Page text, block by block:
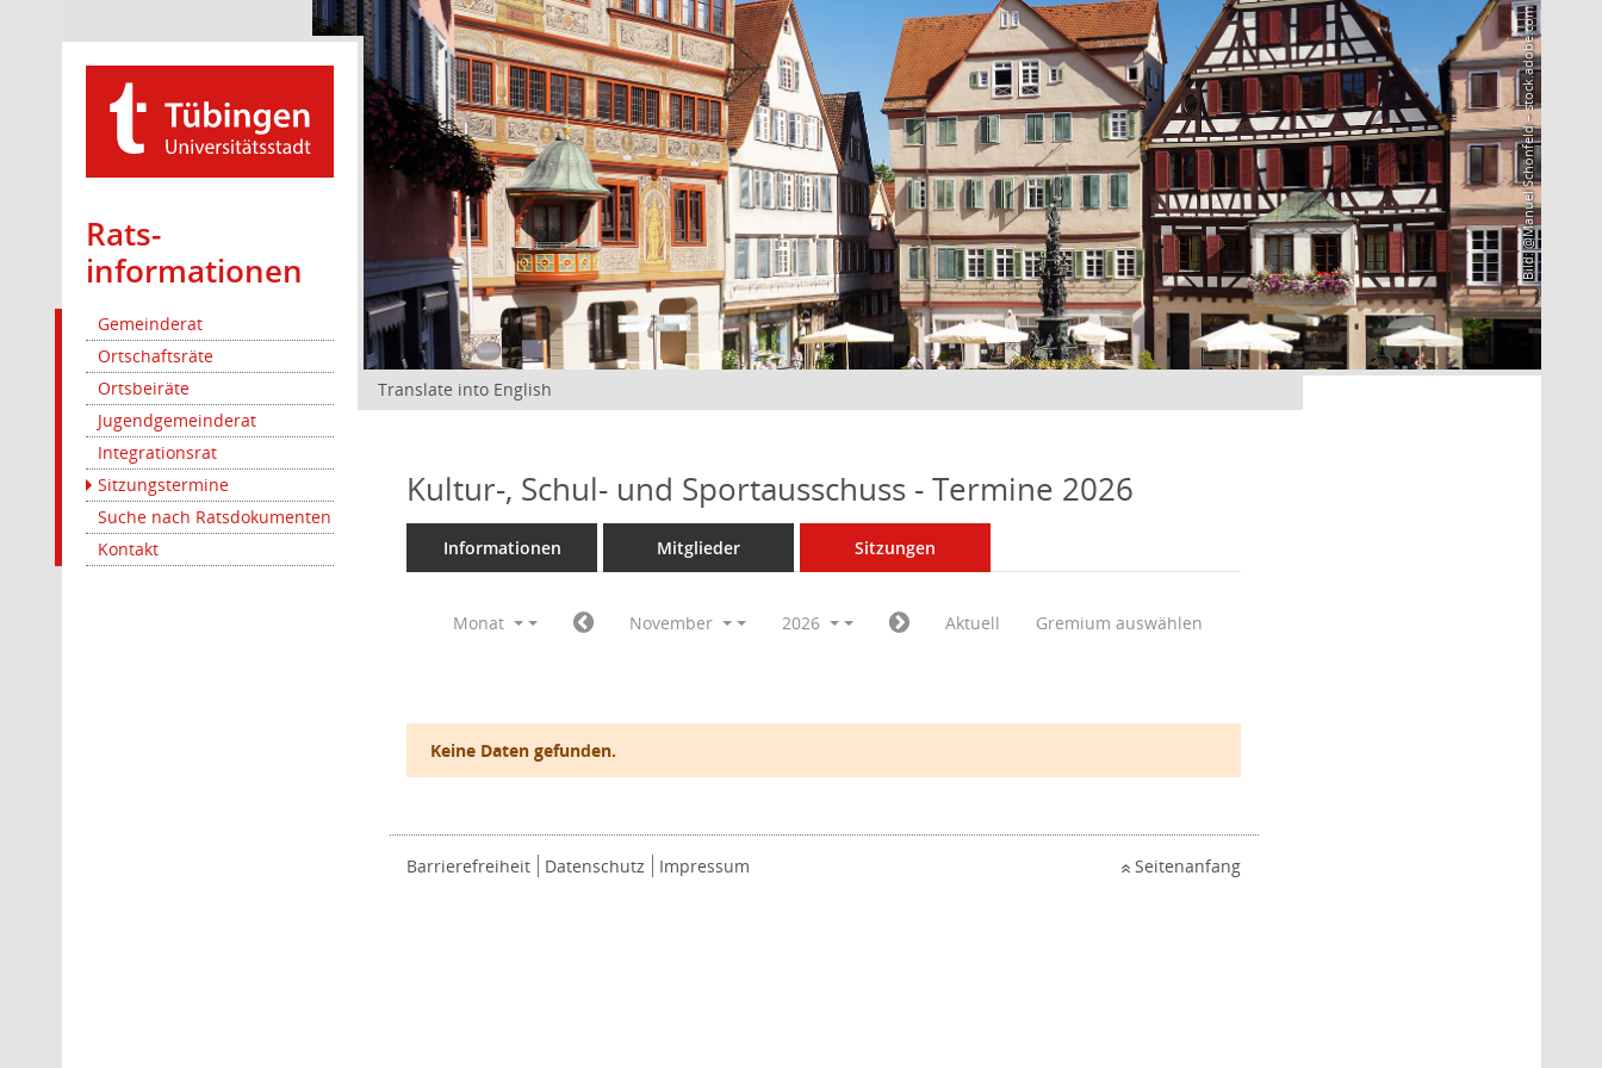
Rats­
informationen
Gemeinderat
Ortschaftsräte
Ortsbeiräte
Jugendgemeinderat
Integrationsrat
Sitzungstermine
Suche nach Ratsdokumenten
Kontakt
Bild: @Manuel Schönfeld – stock.adobe.com
Translate into English
Kultur-, Schul- und Sportausschuss - Termine 2026
Informationen Mitglieder Sitzungen
Monat November 2026 Aktuell Gremium auswählen
Keine Daten gefunden.
Barrierefreiheit Datenschutz Impressum Seitenanfang